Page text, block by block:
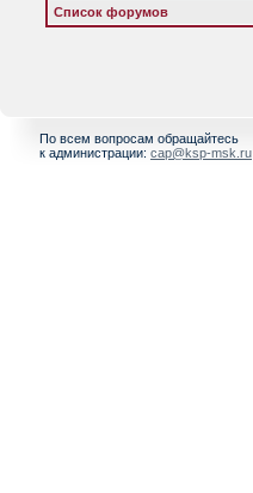
Список форумов
По всем вопросам обращайтесь
к администрации: cap@ksp-msk.ru